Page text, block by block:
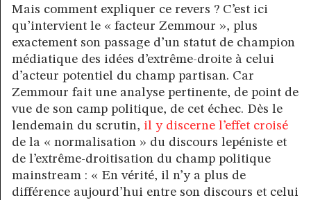
Mais comment expliquer ce revers ? C’est ici
qu’intervient le « facteur Zemmour », plus
exactement son passage d’un statut de champion
médiatique des idées d’extrême-droite à celui
d’acteur potentiel du champ partisan. Car
Zemmour fait une analyse pertinente, de point de
vue de son camp politique, de cet échec. Dès le
lendemain du scrutin, il y discerne l’effet croisé
de la « normalisation » du discours lepéniste et
de l’extrême-droitisation du champ politique
mainstream : « En vérité, il n’y a plus de
différence aujourd’hui entre son discours et celui